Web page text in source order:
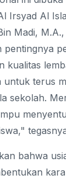
Irsyad Al
Madi,
pentingnya
kualitas
untuk terus
sekolah.
bahwa